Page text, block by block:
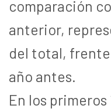
comparación
anterior,
del total, frente
año antes.
En los primeros